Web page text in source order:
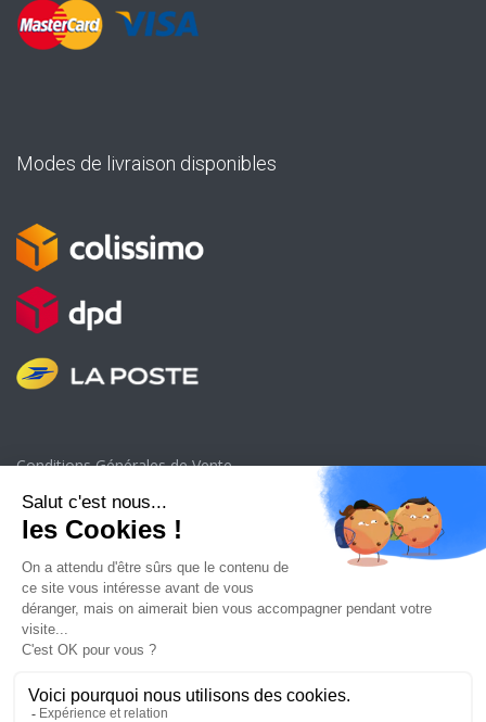
Modes de livraison disponibles
Conditions Générales de Vente
Politique de confidentialité
Mentions légales
Remboursements et Retours
Livraison
Formulaire de rétractation